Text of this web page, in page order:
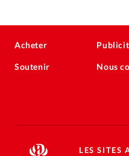
Acheter
Soutenir Nous
LES SITES